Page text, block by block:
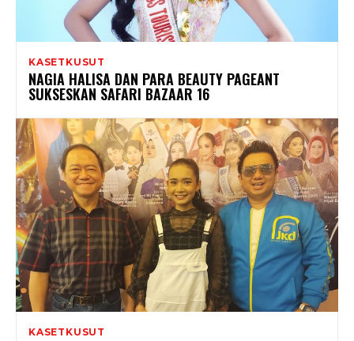
KASETKUSUT
NAGIA HALISA DAN PARA BEAUTY PAGEANT
SUKSESKAN SAFARI BAZAAR 16
KASETKUSUT